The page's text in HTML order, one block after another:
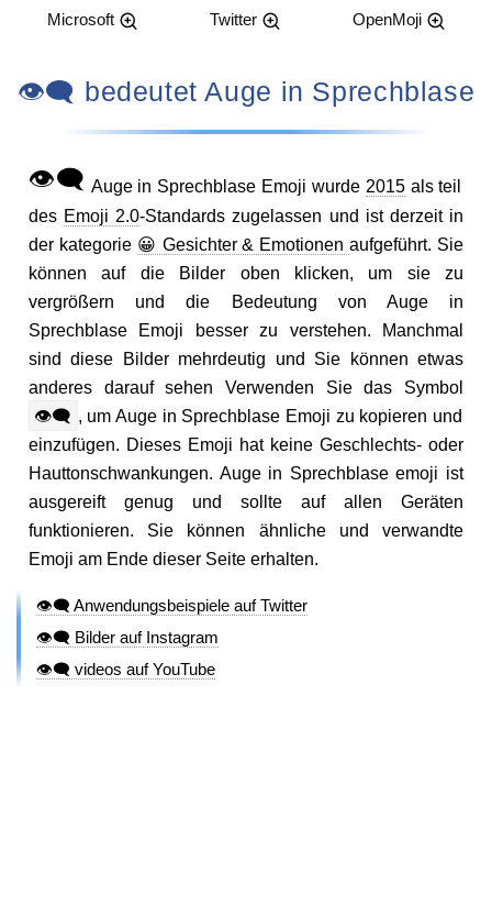
Microsoft Twitter OpenMoji
👁️‍🗨️ bedeutet Auge in Sprechblase
👁️‍🗨️ Auge in Sprechblase Emoji wurde 2015als teil
des Emoji 2.0-Standards zugelassen und ist derzeit in
der kategorie 😀 Gesichter & Emotionenaufgeführt. Sie
können auf die Bilder oben klicken, um sie zu
vergrößern und die Bedeutung von Auge in
Sprechblase Emoji besser zu verstehen. Manchmal
sind diese Bilder mehrdeutig und Sie können etwas
anderes darauf sehen Verwenden Sie das Symbol
👁️‍🗨️ , um Auge in Sprechblase Emoji zu kopieren und
einzufügen. Dieses Emoji hat keine Geschlechts- oder
Hauttonschwankungen. Auge in Sprechblase emoji ist
ausgereift genug und sollte auf allen Geräten
funktionieren. Sie können ähnliche und verwandte
Emoji am Ende dieser Seite erhalten.
👁️‍🗨️ Anwendungsbeispiele auf Twitter
👁️‍🗨️ Bilder auf Instagram
👁️‍🗨️ videos auf YouTube